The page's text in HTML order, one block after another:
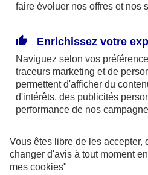
En cas
faire évoluer nos offres et nos
Enrichissez votre
Naviguez selon vos
traceurs marketing et de
permettent d'afficher du
d'intérêts, des publicités
performance de nos
Vous êtes libre de les accepter,
changer d'avis à tout moment
mes cookies"